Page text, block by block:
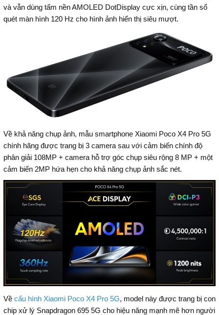
và vẫn dùng tấm nền AMOLED DotDisplay cực xịn, cùng tần số
quét màn hình 120 Hz cho hình ảnh hiển thị siêu mượt.
Về khả năng chụp ảnh, mẫu smartphone Xiaomi Poco X4 Pro 5G
chính hãng được trang bị 3 camera sau với cảm biến chính độ
phân giải 108MP + camera hỗ trợ góc chụp siêu rộng 8 MP + một
cảm biến 2MP hứa hẹn cho khả năng chụp ảnh sắc nét.
Về cấu hình Xiaomi Poco X4 Pro 5G, model này được trang bị con
chip xử lý Snapdragon 695 5G cho hiệu năng mạnh mẽ hơn người